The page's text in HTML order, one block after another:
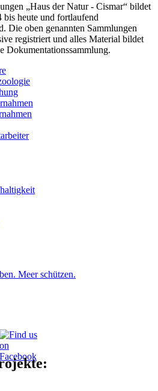
„Haus der Natur - Cismar“ bildet
heute und fortlaufend
Die oben genannten Sammlungen
registriert und alles Material bildet
Dokumentationssammlung.